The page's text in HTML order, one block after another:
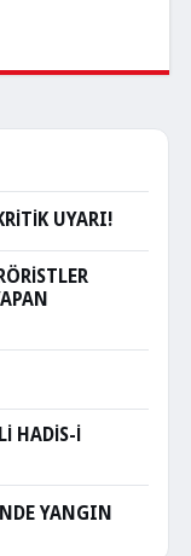
UYARI!
HADİS-İ
YANGIN